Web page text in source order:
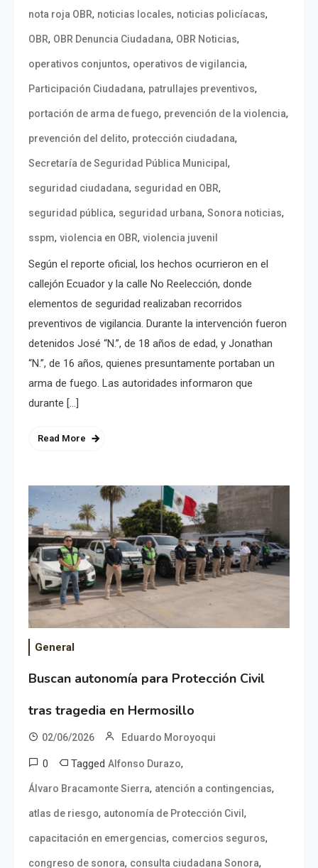
nota roja OBR, noticias locales, noticias policíacas,
OBR, OBR Denuncia Ciudadana, OBR Noticias,
operativos conjuntos, operativos de vigilancia,
Participación Ciudadana, patrullajes preventivos,
portación de arma de fuego, prevención de la violencia,
prevención del delito, protección ciudadana,
Secretaría de Seguridad Pública Municipal ,
seguridad ciudadana, seguridad en OBR,
seguridad pública, seguridad urbana, Sonora noticias,
sspm, violencia en OBR, violencia juvenil
Según el reporte oficial, los hechos ocurrieron en el
callejón Ecuador y la calle No Reelección, donde
elementos de seguridad realizaban recorridos
preventivos de vigilancia. Durante la intervención fueron
detenidos José “N.”, de 18 años de edad, y Jonathan
“N.”, de 16 años, quienes presuntamente portaban un
arma de fuego. Las autoridades informaron que
durante […]
Read More
General
Buscan autonomía para Protección Civil
tras tragedia en Hermosillo
02/06/2026 Eduardo Moroyoqui
0 Tagged Alfonso Durazo,
Álvaro Bracamonte Sierra, atención a contingencias,
atlas de riesgo, autonomía de Protección Civil ,
capacitación en emergencias, comercios seguros,
congreso de sonora, consulta ciudadana Sonora,